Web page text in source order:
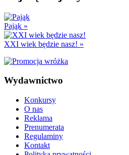
Pająk »
XXI wiek będzie nasz! »
Wydawnictwo
Konkursy
O nas
Reklama
Prenumerata
Regulaminy
Kontakt